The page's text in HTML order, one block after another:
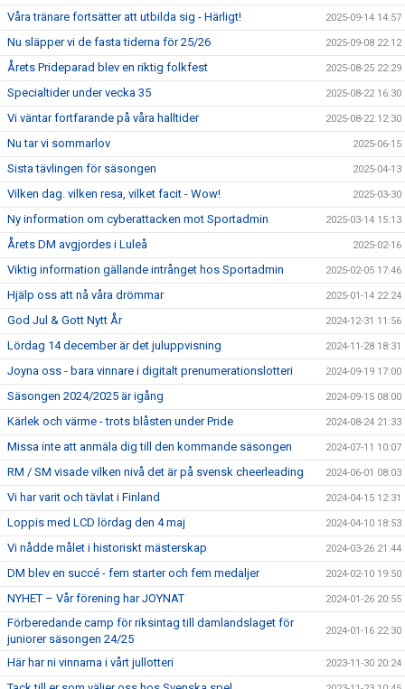
Våra tränare fortsätter att utbilda sig - Härligt! 2025-09-14 14:57
Nu släpper vi de fasta tiderna för 25/26 2025-09-08 22:12
Årets Prideparad blev en riktig folkfest 2025-08-25 22:29
Specialtider under vecka 35 2025-08-22 16:30
Vi väntar fortfarande på våra halltider 2025-08-22 12:30
Nu tar vi sommarlov 2025-06-15
Sista tävlingen för säsongen 2025-04-13
Vilken dag. vilken resa, vilket facit - Wow! 2025-03-30
Ny information om cyberattacken mot Sportadmin 2025-03-14 15:13
Årets DM avgjordes i Luleå 2025-02-16
Viktig information gällande intrånget hos Sportadmin 2025-02-05 17:46
Hjälp oss att nå våra drömmar 2025-01-14 22:24
God Jul & Gott Nytt År 2024-12-31 11:56
Lördag 14 december är det juluppvisning 2024-11-28 18:31
Joyna oss - bara vinnare i digitalt prenumerationslotteri 2024-09-19 17:00
Säsongen 2024/2025 är igång 2024-09-15 08:00
Kärlek och värme - trots blåsten under Pride 2024-08-24 21:33
Missa inte att anmäla dig till den kommande säsongen 2024-07-11 10:07
RM / SM visade vilken nivå det är på svensk cheerleading 2024-06-01 08:03
Vi har varit och tävlat i Finland 2024-04-15 12:31
Loppis med LCD lördag den 4 maj 2024-04-10 18:53
Vi nådde målet i historiskt mästerskap 2024-03-26 21:44
DM blev en succé - fem starter och fem medaljer 2024-02-10 19:50
NYHET – Vår förening har JOYNAT 2024-01-26 20:55
Förberedande camp för riksintag till damlandslaget för
juniorer säsongen 24/25
2024-01-16 22:30
Här har ni vinnarna i vårt jullotteri 2023-11-30 20:24